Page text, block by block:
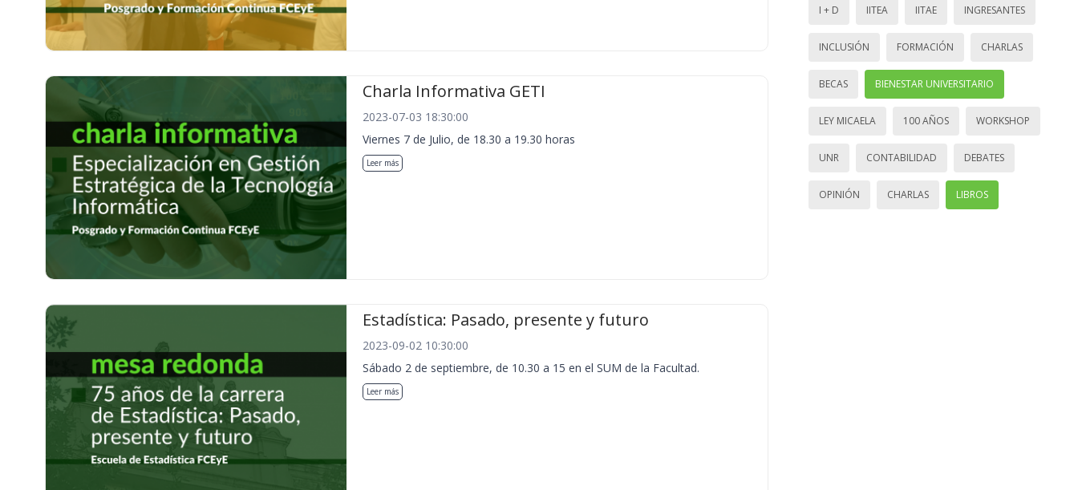
Charla Informativa GETI
2023-07-03 18:30:00
Viernes 7 de Julio, de 18.30 a 19.30 horas
Leer más
Estadística: Pasado, presente y futuro
2023-09-02 10:30:00
Sábado 2 de septiembre, de 10.30 a 15 en el SUM de la Facultad.
Leer más
I + D IITEA IITAE INGRESANTES
INCLUSIÓN FORMACIÓN CHARLAS
BECAS BIENESTAR UNIVERSITARIO
LEY MICAELA 100 AÑOS WORKSHOP
UNR CONTABILIDAD DEBATES
OPINIÓN CHARLAS LIBROS